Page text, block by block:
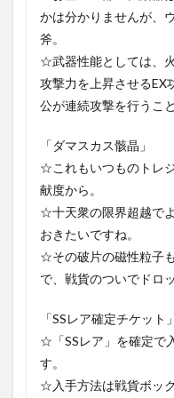
かは分かりませんが、
斧。
☆武器性能としては、
攻撃力を上昇させるEX
公が連続攻撃を行うこ
「ダマスカス骸晶」
☆これもいつものトレ
献度から。
☆十天衆の限界超越で
おきたいですね。
☆その破片の磁性粒子
で、戦貨のついでドロ
「SSレア確定チケット」
☆「SSレア」を確定で
す。
☆入手方法は戦貨ボッ